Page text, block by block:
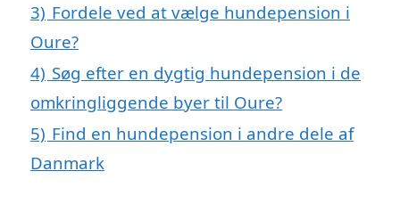
3) Fordele ved at vælge hundepension i
Oure?
4) Søg efter en dygtig hundepension i de
omkringliggende byer til Oure?
5) Find en hundepension i andre dele af
Danmark